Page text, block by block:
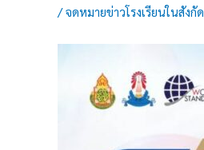
/จดหมายข่าวโรงเรียนในสังกัด